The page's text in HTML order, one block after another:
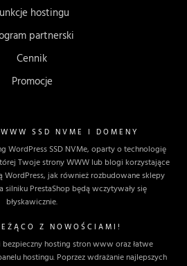
hostingu
partnerski
Cennik
Promocje
SSD NVME I DOMENY
WordPress SSD NVMe, oparty o technologię
Twoje strony WWW lub blogi korzystające
WordPress, jak również rozbudowane sklepy
silniku PrestaShop będą wczytywały się
błyskawicznie.
Z NOWOŚCIAMI!
bezpieczny hosting stron www oraz łatwe
hostingu. Poprzez wdrażanie najlepszych